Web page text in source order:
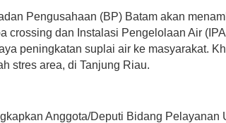
Pengusahaan (BP) Batam akan
crossing dan Instalasi Pengelolaan Air
peningkatan suplai air ke masyarakat.
stres area, di Tanjung Riau.
Anggota/Deputi Bidang Pelayanan